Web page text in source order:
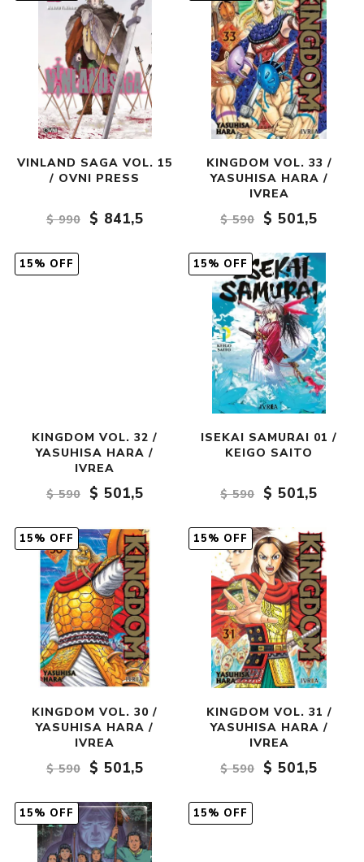
VINLAND SAGA VOL. 15
/ OVNI PRESS
$ 990 $ 841,5
KINGDOM VOL. 33 /
YASUHISA HARA /
IVREA
$ 590
$ 501,5
15% OFF
KINGDOM VOL. 32 /
YASUHISA HARA /
IVREA
$ 590
$ 501,5
15% OFF
ISEKAI SAMURAI 01 /
KEIGO SAITO
$ 590 $ 501,5
15% OFF
KINGDOM VOL. 30 /
YASUHISA HARA /
IVREA
$ 590
$ 501,5
15% OFF
KINGDOM VOL. 31 /
YASUHISA HARA /
IVREA
$ 590
$ 501,5
15% OFF 15% OFF